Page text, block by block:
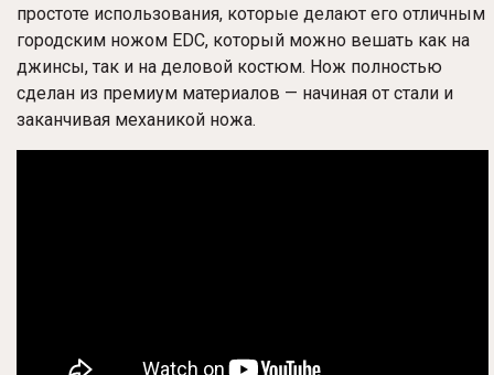
простоте использования, которые делают его отличным
городским ножом EDC, который можно вешать как на
джинсы, так и на деловой костюм. Нож полностью
сделан из премиум материалов — начиная от стали и
заканчивая механикой ножа.